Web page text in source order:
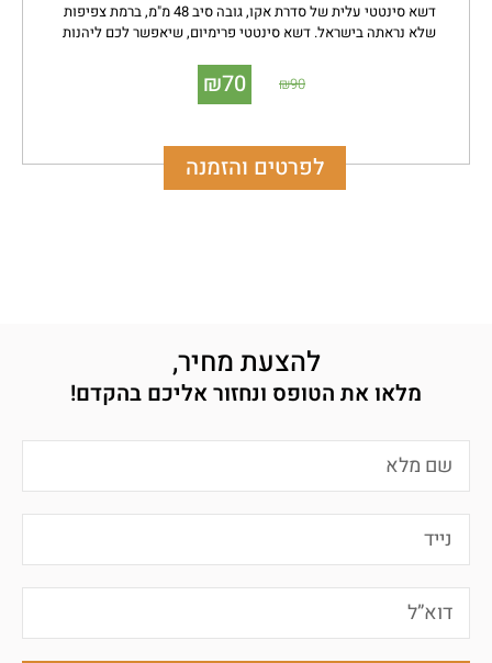
דשא סינטטי עלית של סדרת אקו, גובה סיב 48 מ"מ, ברמת צפיפות
שלא נראתה בישראל. דשא סינטטי פרימיום, שיאפשר לכם ליהנות
₪90
₪70
לפרטים והזמנה
להצעת מחיר,
מלאו את הטופס ונחזור אליכם בהקדם!